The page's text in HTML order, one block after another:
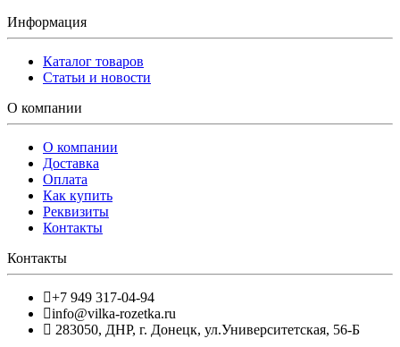
Информация
Каталог товаров
Статьи и новости
О компании
О компании
Доставка
Оплата
Как купить
Реквизиты
Контакты
Контакты
+7 949 317-04-94
info@vilka-rozetka.ru
283050, ДНР, г. Донецк, ул.Университетская, 56-Б